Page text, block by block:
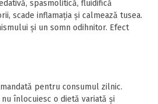
spasmolitică, fluidifică
scade inflamația și calmează tusea.
și un somn odihnitor. Efect
pentru consumul zilnic.
înlocuiesc o dietă variată și